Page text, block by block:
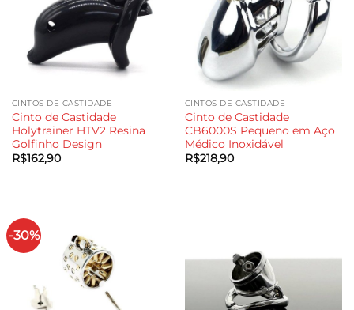
CINTOS DE CASTIDADE
Cinto de Castidade
Holytrainer HTV2 Resina
Golfinho Design
R$162,90
CINTOS DE CASTIDADE
Cinto de Castidade
CB6000S Pequeno em Aço
Médico Inoxidável
R$218,90
-30%